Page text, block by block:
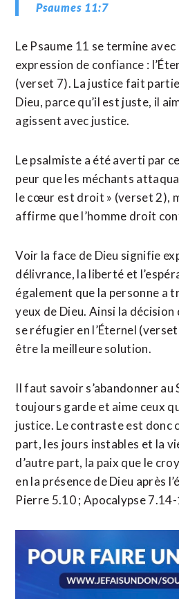
Psaumes 11:7
Le Psaume 11 se termine
expression de confiance :
(verset 7). La justice fait
Dieu, parce qu’il est juste, il
agissent avec justice.
Le psalmiste a été averti par
peur que les méchants
le cœur est droit » (verset 2),
affirme que l’homme droit
Voir la face de Dieu signifie
délivrance, la liberté et
également que la personne a
yeux de Dieu. Ainsi la décision
se réfugier en l’Éternel
être la meilleure solution.
Il faut savoir s’abandonner au
toujours garde et aime ceux
justice. Le contraste est donc
part, les jours instables et la
d’autre part, la paix que le
en la présence de Dieu après
Pierre 5.10 ; Apocalypse